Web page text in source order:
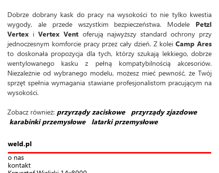
Dobrze dobrany kask do pracy na wysokości to nie tylko kwestia
wygody, ale przede wszystkim bezpieczeństwa. Modele Petzl
Vertex iVertex Ventoferują najwyższy standard ochrony przy
jednoczesnym komforcie pracy przez cały dzień. Z koleiCamp Ares
to doskonała propozycja dla tych, którzy szukają lekkiego, dobrze
wentylowanego kasku z pełną kompatybilnością akcesoriów.
Niezależnie od wybranego modelu, możesz mieć pewność, że Twój
sprzęt spełnia wymagania stawiane profesjonalistom pracującym na
wysokości.
Zobacz również: przyrządy zaciskowe
przyrządy zjazdowe
karabinki przemysłowe
latarki przemysłowe
weld.pl
o nas
kontakt